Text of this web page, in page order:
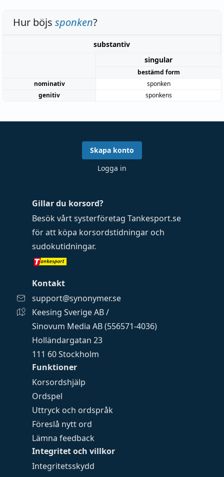
Hur böjs sponken?
substantiv
singular
bestämd form
nominativ
sponken
genitiv
sponkens
Funktioner
Korsordshjälp
Ordspel
Uttryck och ordspråk
Föreslå nytt ord
Lämna feedback
Integritet och villkor
Integritetsskydd
Gillar du korsord?
Besök vårt systerföretag Tankesport.se
för att köpa korsordstidningar och
sudokutidningar.
Kontakt
support@synonymer.se
Keesing Sverige AB /
Sinovum Media AB (556571-4036)
Holländargatan 23
111 60 Stockholm
Skapa konto
Logga in